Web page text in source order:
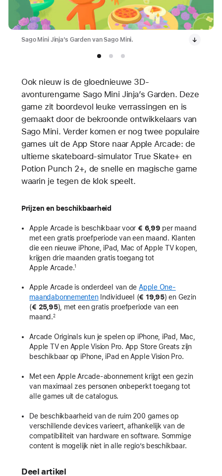
Sago Mini Jinja’s Garden van Sago Mini.
Ook nieuw is de gloednieuwe 3D-
avonturengame Sago Mini Jinja’s Garden. Deze
game zit boordevol leuke verrassingen en is
gemaakt door de bekroonde ontwikkelaars van
Sago Mini. Verder komen er nog twee populaire
games uit de App Store naar Apple Arcade: de
ultieme skateboard-simulator True Skate+ en
Potion Punch 2+, de snelle en magische game
waarin je tegen de klok speelt.
Prijzen en beschikbaarheid
Apple Arcade is beschikbaar voor € 6,99 per maand
met een gratis proefperiode van een maand. Klanten
die een nieuwe iPhone, iPad, Mac of Apple TV kopen,
krijgen drie maanden gratis toegang tot
Apple Arcade.1
Apple Arcade is onderdeel van de Apple One-
maandabonnementenIndividueel (€ 19,95) en Gezin
(€ 25,95), met een gratis proefperiode van een
maand.2
Arcade Originals kun je spelen op iPhone, iPad, Mac,
Apple TV en Apple Vision Pro. App Store Greats zijn
beschikbaar op iPhone, iPad en Apple Vision Pro.
Met een Apple Arcade-abonnement krijgt een gezin
van maximaal zes personen onbeperkt toegang tot
alle games uit de catalogus.
De beschikbaarheid van de ruim 200 games op
verschillende devices varieert, afhankelijk van de
compatibiliteit van hardware en software. Sommige
content is mogelijk niet in alle regio’s beschikbaar.
Deel artikel